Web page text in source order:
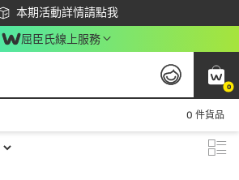
本期活動詳情請點我
下載app最高回饋$350
屈臣氏線上服務
0
0 件貨品